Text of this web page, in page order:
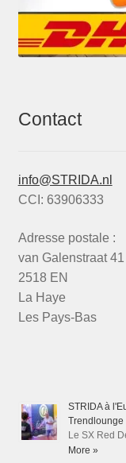
Contact
info@STRIDA.nl
CCI: 63906333
Adresse postale :
van Galenstraat 41
2518 EN
La Haye
Les Pays-Bas
STRIDA à
Trendlounge
Le SX Red
More »